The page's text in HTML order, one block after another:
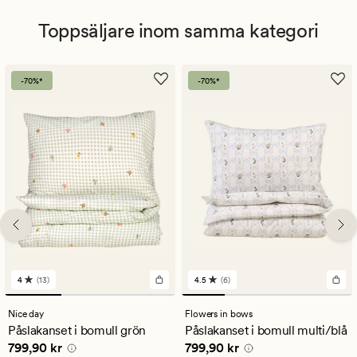
Toppsäljare inom samma kategori
-70%*
13
omdömen
med
ett
genomsnittligt
betyg
4 (13)
Nice day
Påslakanset i bomull grön
Pris 799,90 kr
799,90 kr
-70%*
6
omdömen
med
ett
genomsnittligt
betyg
4.5 (6)
Flowers in bows
Påslakanset i bomull multi/blå
Pris 799,90 kr
799,90 kr